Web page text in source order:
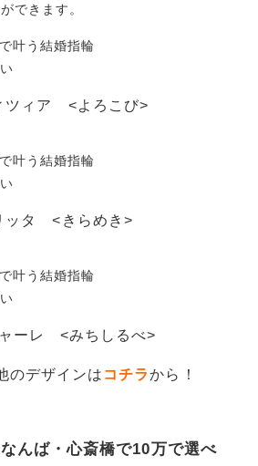
ができます。
叶う結婚指輪
ツィア <よろこび>
叶う結婚指輪
ッタ <きらめき>
叶う結婚指輪
ーレ <みちしるべ>
のデザインは コチラから！
なんば・心斎橋で10万で選べ